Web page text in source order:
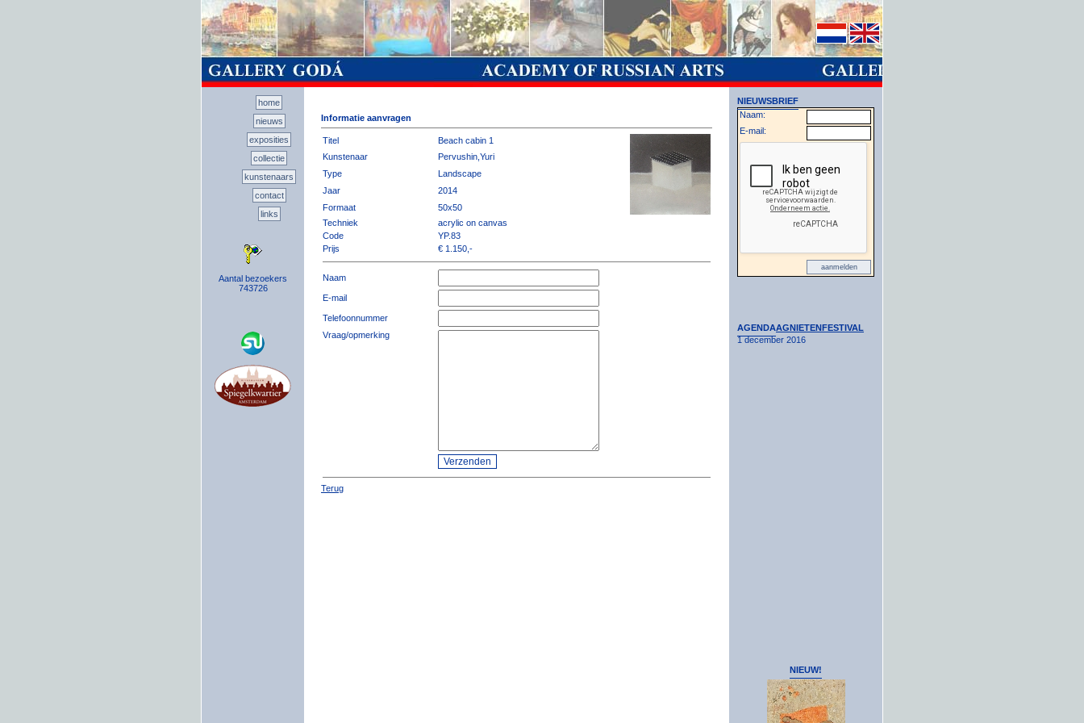
home
nieuws
exposities
collectie
kunstenaars
contact
links
Aantal bezoekers
743726
Informatie aanvragen
Titel
Beach cabin 1
Kunstenaar
Pervushin,Yuri
Type
Landscape
Jaar
2014
Formaat
50x50
Techniek
acrylic on canvas
Code
YP.83
Prijs
€ 1.150,-
Naam
E-mail
Telefoonnummer
Vraag/opmerking
Terug
NIEUWSBRIEF
Naam:
E-mail:
AGENDAAGNIETENFESTIVAL
1 december 2016
NIEUW!